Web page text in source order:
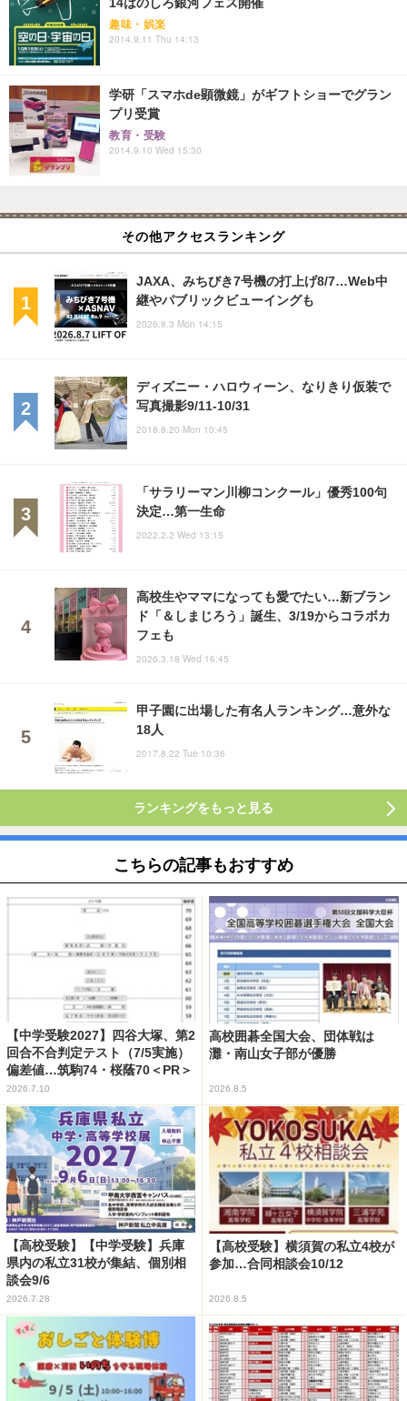
14はのしろ銀河フェス開催
趣味・娯楽
2014.9.11 Thu 14:13
学研「スマホde顕微鏡」がギフトショーでグラン
プリ受賞
教育・受験
2014.9.10 Wed 15:30
その他アクセスランキング
JAXA、みちびき7号機の打上げ8/7…Web中
継やパブリックビューイングも
2026.8.3 Mon 14:15
ディズニー・ハロウィーン、なりきり仮装で
写真撮影9/11-10/31
2018.8.20 Mon 10:45
「サラリーマン川柳コンクール」優秀100句
決定…第一生命
2022.2.2 Wed 13:15
高校生やママになっても愛でたい…新ブラン
ド「＆しまじろう」誕生、3/19からコラボカ
フェも
2026.3.18 Wed 16:45
甲子園に出場した有名人ランキング…意外な
18人
2017.8.22 Tue 10:36
ランキングをもっと見る
こちらの記事もおすすめ
【中学受験2027】四谷大塚、第2
回合不合判定テスト（7/5実施）
偏差値…筑駒74・桜蔭70＜PR＞
2026.7.10
高校囲碁全国大会、団体戦は
灘・南山女子部が優勝
2026.8.5
【高校受験】【中学受験】兵庫
県内の私立31校が集結、個別相
談会9/6
2026.7.28
【高校受験】横須賀の私立4校が
参加…合同相談会10/12
2026.8.5